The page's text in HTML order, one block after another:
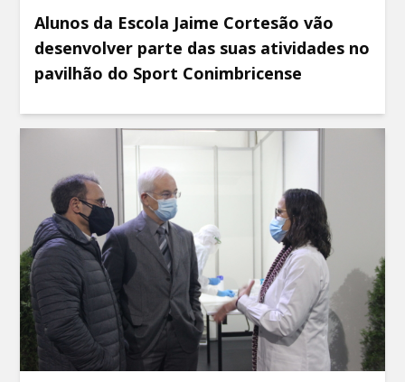
Alunos da Escola Jaime Cortesão vão
desenvolver parte das suas atividades no
pavilhão do Sport Conimbricense